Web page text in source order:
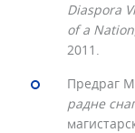
Diaspora
of a Nation
2011.
Предраг
радне